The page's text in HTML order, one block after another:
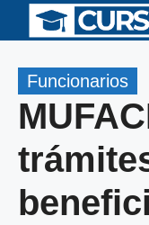
Saltar
Funcionarios